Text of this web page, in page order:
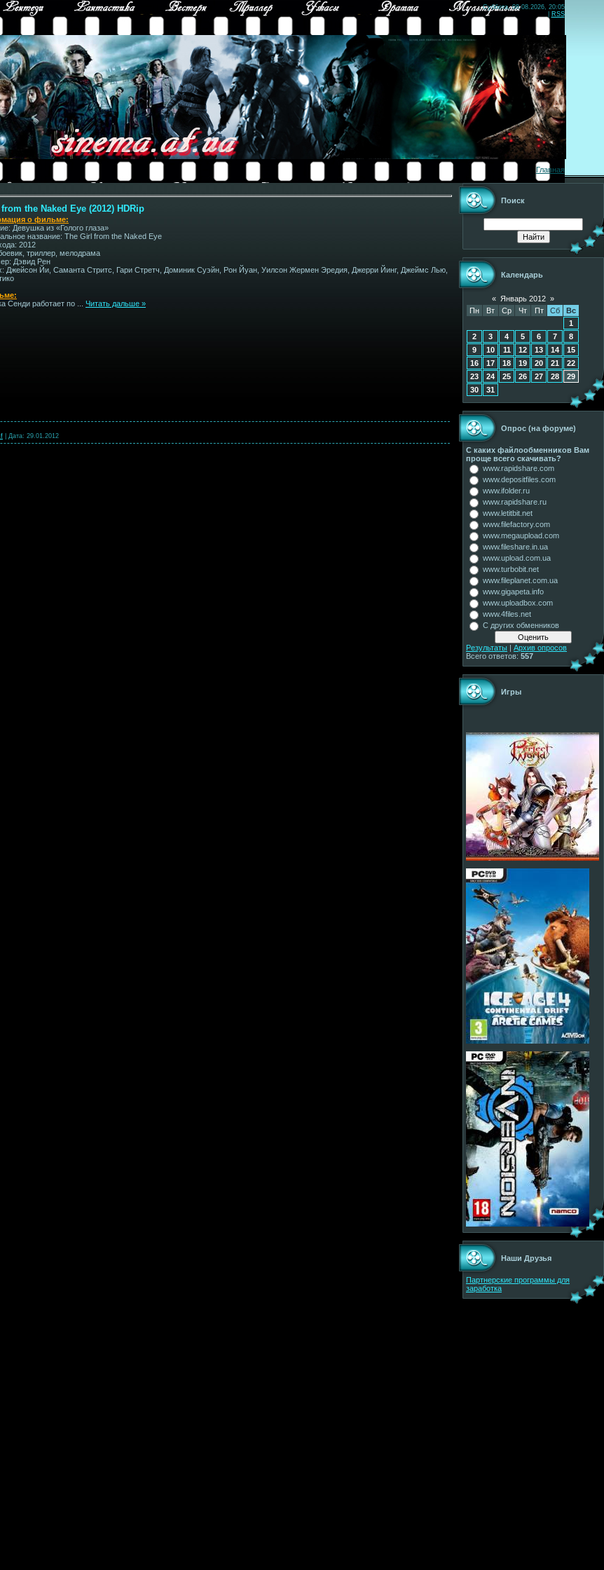
Суббота, 08.08.2026, 20:05
RSS
Главная
the Naked Eye (2012) HDRip
о фильме:
Девушка из «Голого глаза»
название: The Girl from the Naked Eye
2012
триллер, мелодрама
Дэвид Рен
Джейсон Йи, Саманта Стритс, Гари Стретч, Доминик Суэйн, Рон Йуан, Уилсон Жермен Эредия, Джерри Йинг, Джеймс Лью,
Сенди работает по
Читать дальше »
Дата: 29.01.2012
Поиск
Календарь
« Январь 2012 »
Пн
Вт Ср Чт Пт Сб
Вс
1
2
3 4 5 6 7
8
9
10 11 12 13 14
15
16
17 18 19 20 21
22
23
24 25 26 27 28
29
30
31
Опрос (на форуме)
С каких файлообменников Вам
проще всего скачивать?
www.rapidshare.com
www.depositfiles.com
www.ifolder.ru
www.rapidshare.ru
www.letitbit.net
www.filefactory.com
www.megaupload.com
www.fileshare.in.ua
www.upload.com.ua
www.turbobit.net
www.fileplanet.com.ua
www.gigapeta.info
www.uploadbox.com
www.4files.net
С других обменников
Результаты | Архив опросов
Всего ответов: 557
Игры
Наши Друзья
Партнерские программы для
заработка